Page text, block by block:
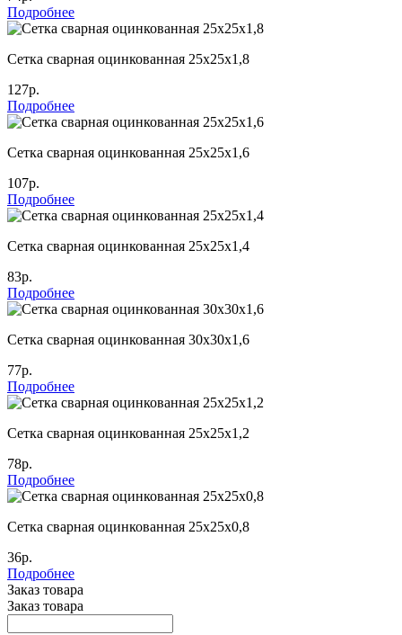
Подробнее
Сетка сварная оцинкованная 25х25х1,8
127р.
Подробнее
Сетка сварная оцинкованная 25х25х1,6
107р.
Подробнее
Сетка сварная оцинкованная 25х25х1,4
83р.
Подробнее
Сетка сварная оцинкованная 30х30х1,6
77р.
Подробнее
Сетка сварная оцинкованная 25х25х1,2
78р.
Подробнее
Сетка сварная оцинкованная 25х25х0,8
36р.
Подробнее
Заказ товара
Заказ товара